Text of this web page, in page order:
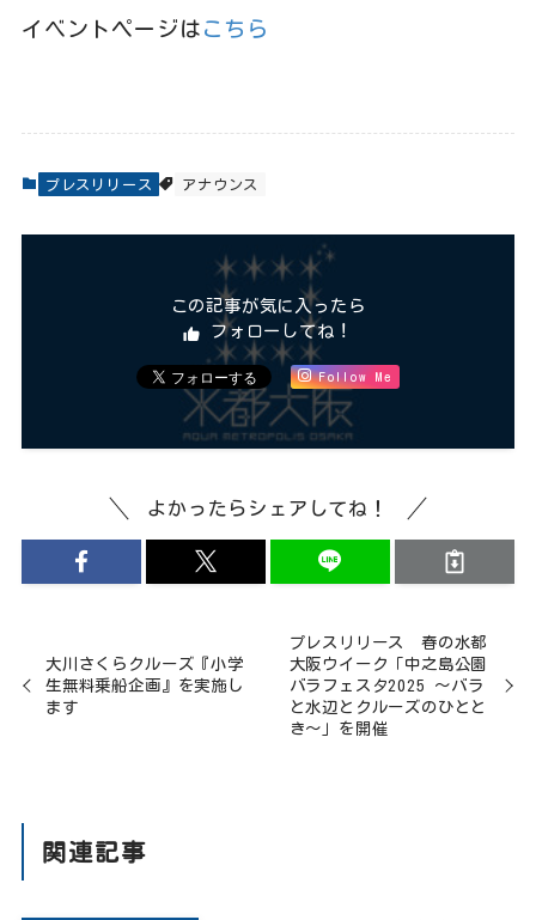
イベントページは こちら
プレスリリース アナウンス
この記事が気に入ったら
フォローしてね！
Follow Me
よかったらシェアしてね！
大川さくらクルーズ『小学
生無料乗船企画』を実施し
ます
プレスリリース 春の水都
大阪ウイーク「中之島公園
バラフェスタ2025 ～バラ
と水辺とクルーズのひとと
き～」を開催
関連記事